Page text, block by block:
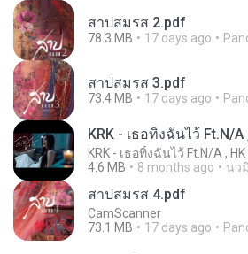
สาปสมรส 2.pdf
78.3 MB 17 days ago
สาปสมรส 3.pdf
73.4 MB 17 days ago
KRK - เธอทิ้งฉันไว้ Ft.N/
KRK - เธอทิ้งฉันไว้ Ft.N/A ,
4.6 MB
8 months ago นว
สาปสมรส 4.pdf
CamScanner
73.1 MB
17 days ago